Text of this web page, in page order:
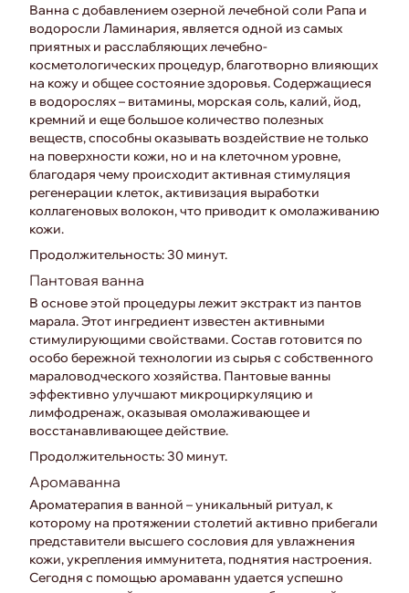
Ванна с добавлением озерной лечебной соли Рапа и
водоросли Ламинария, является одной из самых
приятных и расслабляющих лечебно-
косметологических процедур, благотворно влияющих
на кожу и общее состояние здоровья. Содержащиеся
в водорослях – витамины, морская соль, калий, йод,
кремний и еще большое количество полезных
веществ, способны оказывать воздействие не только
на поверхности кожи, но и на клеточном уровне,
благодаря чему происходит активная стимуляция
регенерации клеток, активизация выработки
коллагеновых волокон, что приводит к омолаживанию
кожи.
Продолжительность: 30 минут.
Пантовая ванна
В основе этой процедуры лежит экстракт из пантов
марала. Этот ингредиент известен активными
стимулирующими свойствами. Состав готовится по
особо бережной технологии из сырья с собственного
мараловодческого хозяйства. Пантовые ванны
эффективно улучшают микроциркуляцию и
лимфодренаж, оказывая омолаживающее и
восстанавливающее действие.
Продолжительность: 30 минут.
Аромаванна
Ароматерапия в ванной – уникальный ритуал, к
которому на протяжении столетий активно прибегали
представители высшего сословия для увлажнения
кожи, укрепления иммунитета, поднятия настроения.
Сегодня с помощью аромаванн удается успешно